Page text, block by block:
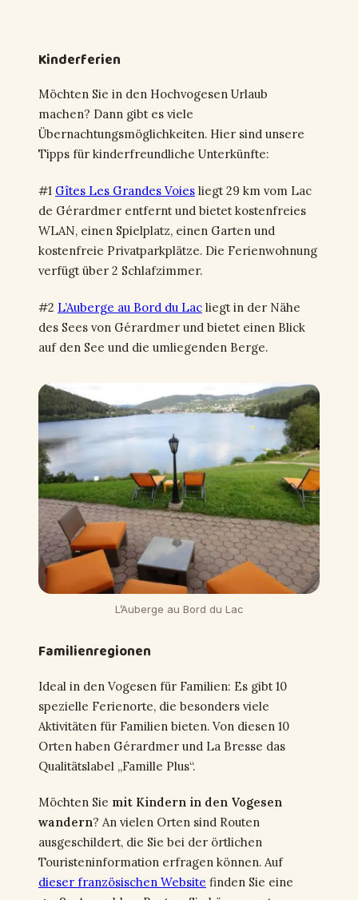
Kinderferien
Möchten Sie in den Hochvogesen Urlaub
machen? Dann gibt es viele
Übernachtungsmöglichkeiten. Hier sind unsere
Tipps für kinderfreundliche Unterkünfte:
#1 Gîtes Les Grandes Voies liegt 29 km vom Lac
de Gérardmer entfernt und bietet kostenfreies
WLAN, einen Spielplatz, einen Garten und
kostenfreie Privatparkplätze. Die Ferienwohnung
verfügt über 2 Schlafzimmer.
#2 L’Auberge au Bord du Lac liegt in der Nähe
des Sees von Gérardmer und bietet einen Blick
auf den See und die umliegenden Berge.
L’Auberge au Bord du Lac
Familienregionen
Ideal in den Vogesen für Familien: Es gibt 10
spezielle Ferienorte, die besonders viele
Aktivitäten für Familien bieten. Von diesen 10
Orten haben Gérardmer und La Bresse das
Qualitätslabel „Famille Plus“.
Möchten Sie mit Kindern in den Vogesen
wandern? An vielen Orten sind Routen
ausgeschildert, die Sie bei der örtlichen
Touristeninformation erfragen können. Auf
dieser französischen Website finden Sie eine